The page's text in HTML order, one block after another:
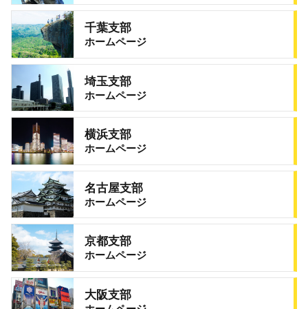
千葉支部
ホームページ
埼玉支部
ホームページ
横浜支部
ホームページ
名古屋支部
ホームページ
京都支部
ホームページ
大阪支部